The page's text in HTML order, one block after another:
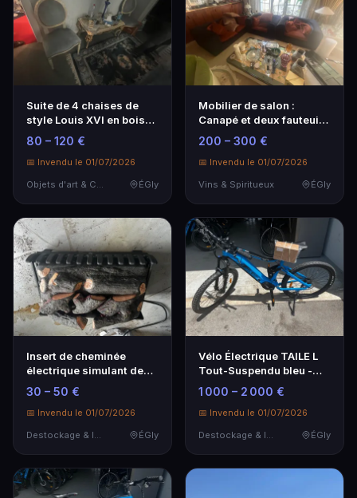
Suite de 4 chaises de
style Louis XVI en bois
laqué crème, l…
80 – 120 €
📅 Invendu le 01/07/2026
ÉGly
Mobilier de salon :
Canapé et deux fauteuils
en excellent état
200 – 300 €
📅 Invendu le 01/07/2026
Vins & Spiritueux
ÉGly
Insert de cheminée
électrique simulant des
bûches, grille no…
30 – 50 €
📅 Invendu le 01/07/2026
Destockage & Invendus
ÉGly
Vélo Électrique TAILE L
Tout-Suspendu bleu -
Performance et Confort
1 000 – 2 000 €
📅 Invendu le 01/07/2026
Destockage & Invendus
ÉGly